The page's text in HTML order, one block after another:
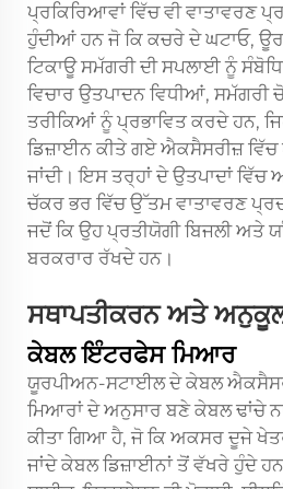
ਪ੍ਰਕਿਰਿਆਵਾਂ ਵਿੱਚ ਵੀ ਵਾਤਾਵਰਣ
ਹੁੰਦੀਆਂ ਹਨ ਜੋ ਕਿ ਕਚਰੇ ਦੇ ਘਟਾਓ,
ਟਿਕਾਊ ਸਮੱਗਰੀ ਦੀ ਸਪਲਾਈ ਨੂੰ
ਵਿਚਾਰ ਉਤਪਾਦਨ ਵਿਧੀਆਂ,
ਤਰੀਕਿਆਂ ਨੂੰ ਪ੍ਰਭਾਵਿਤ ਕਰਦੇ ਹਨ,
ਡਿਜ਼ਾਈਨ ਕੀਤੇ ਗਏ ਐਕਸੈਸਰੀਜ਼ ਵਿੱਚ
ਜਾਂਦੀ। ਇਸ ਤਰ੍ਹਾਂ ਦੇ ਉਤਪਾਦਾਂ ਵਿੱਚ
ਚੱਕਰ ਭਰ ਵਿੱਚ ਉੱਤਮ ਵਾਤਾਵਰਣ
ਜਦੋਂ ਕਿ ਉਹ ਪ੍ਰਤੀਯੋਗੀ ਬਿਜਲੀ ਅਤੇ
ਬਰਕਰਾਰ ਰੱਖਦੇ ਹਨ।
ਸਥਾਪਤੀਕਰਨ ਅਤੇ
ਕੇਬਲ ਇੰਟਰਫੇਸ ਮਿਆਰ
ਯੂਰਪੀਅਨ-ਸਟਾਈਲ ਦੇ ਕੇਬਲ
ਮਿਆਰਾਂ ਦੇ ਅਨੁਸਾਰ ਬਣੇ ਕੇਬਲ ਢਾਂਚੇ
ਕੀਤਾ ਗਿਆ ਹੈ, ਜੋ ਕਿ ਅਕਸਰ ਦੂਜੇ
ਜਾਂਦੇ ਕੇਬਲ ਡਿਜ਼ਾਈਨਾਂ ਤੋਂ ਵੱਖਰੇ ਹੁੰਦੇ